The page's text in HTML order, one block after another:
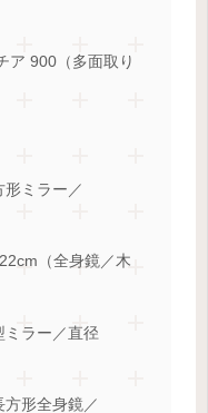
900（多面取り
形ミラー／
（全身鏡／木
ミラー／直径
形全身鏡／